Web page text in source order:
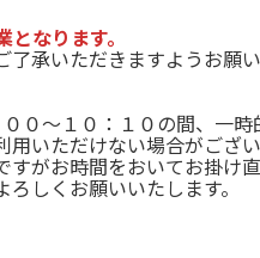
となります。
承いただきますようお願い
０～１０：１０の間、一時
いただけない場合がござい
がお時間をおいてお掛け
しくお願いいたします。